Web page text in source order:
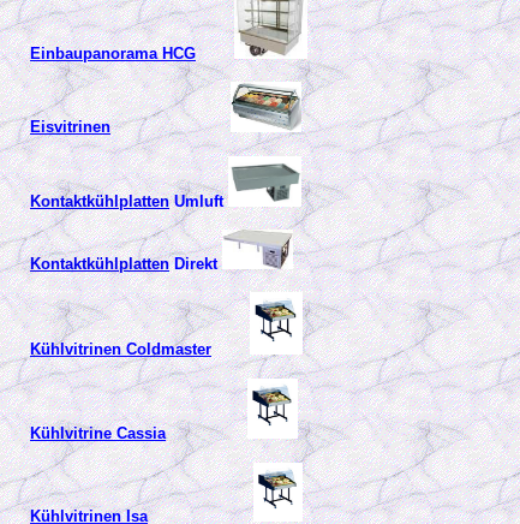
Einbaupanorama HCG
Eisvitrinen
KontaktkühlplattenUmluft
KontaktkühlplattenDirekt
Kühlvitrinen Coldmaster
Kühlvitrine Cassia
Kühlvitrinen Isa